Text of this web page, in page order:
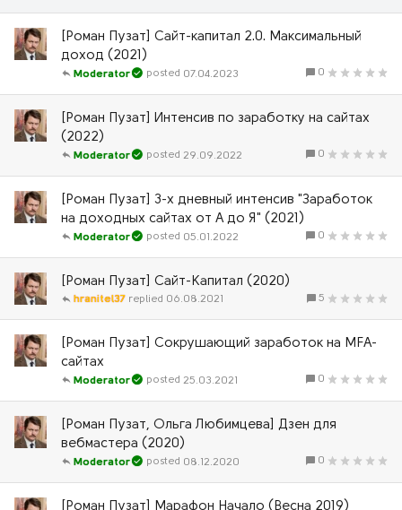
[Роман Пузат] Сайт-капитал 2.0. Максимальный
доход (2021)
0
07.04.2023
Moderator
[Роман Пузат] Интенсив по заработку на сайтах
(2022)
0
29.09.2022
Moderator
[Роман Пузат] 3-х дневный интенсив "Заработок
на доходных сайтах от А до Я" (2021)
0
05.01.2022
Moderator
[Роман Пузат] Сайт-Капитал (2020)
5
06.08.2021
hranitel37
[Роман Пузат] Сокрушающий заработок на MFA-
сайтах
0
25.03.2021
Moderator
[Роман Пузат, Ольга Любимцева] Дзен для
вебмастера (2020)
0
08.12.2020
Moderator
[Роман Пузат] Марафон Начало (Весна 2019)